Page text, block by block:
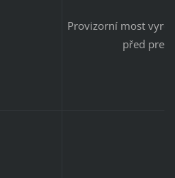
Provizorní most
před